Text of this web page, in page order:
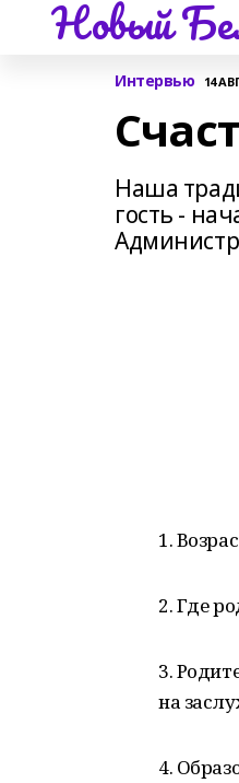
Новый
Интервью 14
Наша
гость -
1.
2. Где
3.
на
4.